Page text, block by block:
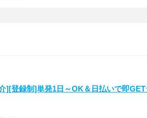
][登録制]単発1日～OK＆日払いで即